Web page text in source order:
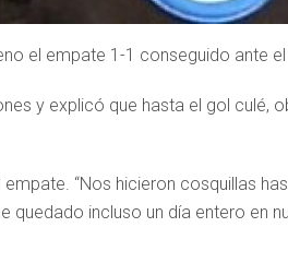
el empate 1-1 conseguido ante
y explicó que hasta el gol culé,
“Nos hicieron cosquillas
quedado incluso un día entero en